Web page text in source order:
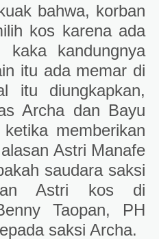
bahwa, korban
kos karena ada
kaka kandungnya
itu ada memar di
itu diungkapkan,
Archa dan Bayu
memberikan
Astri Manafe
saudara saksi
Astri kos di
Taopan, PH
saksi Archa.